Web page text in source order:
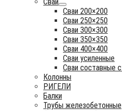
Сваи 200×200
Сваи 250×250
Сваи 300×300
Сваи 350×350
Сваи 400×400
Сваи усиленные
Сваи составные
Колонны
РИГЕЛИ
Балки
Трубы железобетонные